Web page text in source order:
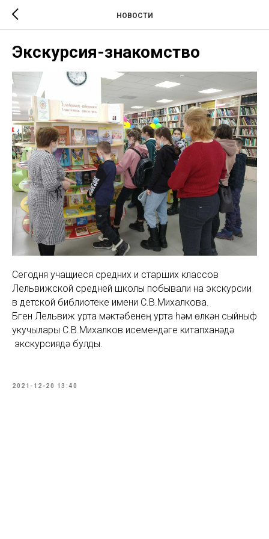
НОВОСТИ
Экскурсия-знакомство
Сегодня учащиеся средних и старших классов
Лельвижской средней школы побывали на экскурсии
в детской библиотеке имени С.В.Михалкова.
Бүген Лельвиж урта мәктәбенең урта һәм өлкән сыйныф
укучылары С.В.Михалков исемендәге китапханәдә
экскурсиядә булды.
2021-12-20 13:40